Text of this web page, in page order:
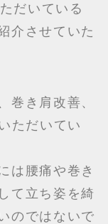
だいている
介させていた
巻き肩改善、
ただいてい
は腰痛や巻き
て立ち姿を綺
のではないで